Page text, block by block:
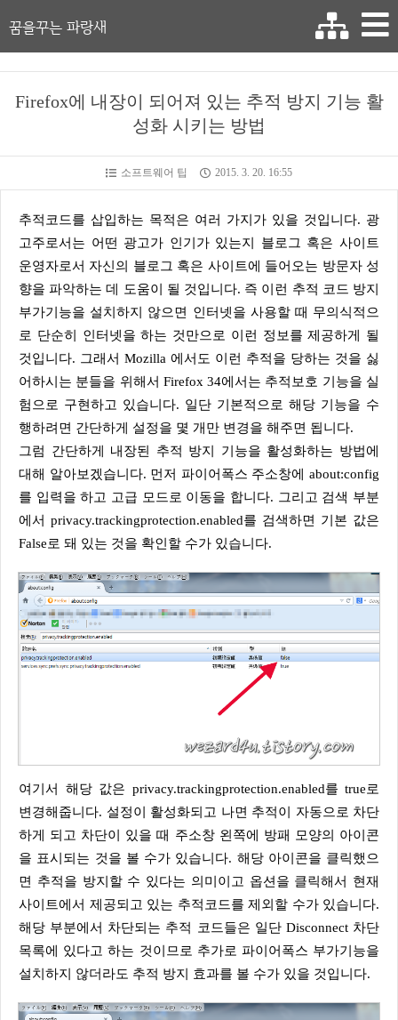
꿈을꾸는 파랑새
Firefox에 내장이 되어져 있는 추적 방지 기능 활
성화 시키는 방법
소프트웨어 팁 2015. 3. 20. 16:55
추적코드를 삽입하는 목적은 여러 가지가 있을 것입니다. 광
고주로서는 어떤 광고가 인기가 있는지 블로그 혹은 사이트
운영자로서 자신의 블로그 혹은 사이트에 들어오는 방문자 성
향을 파악하는 데 도움이 될 것입니다. 즉 이런 추적 코드 방지
부가기능을 설치하지 않으면 인터넷을 사용할 때 무의식적으
로 단순히 인터넷을 하는 것만으로 이런 정보를 제공하게 될
것입니다. 그래서 Mozilla 에서도 이런 추적을 당하는 것을 싫
어하시는 분들을 위해서 Firefox 34에서는 추적보호 기능을 실
험으로 구현하고 있습니다. 일단 기본적으로 해당 기능을 수
행하려면 간단하게 설정을 몇 개만 변경을 해주면 됩니다.
그럼 간단하게 내장된 추적 방지 기능을 활성화하는 방법에
대해 알아보겠습니다. 먼저 파이어폭스 주소창에 about:config
를 입력을 하고 고급 모드로 이동을 합니다. 그리고 검색 부분
에서 privacy.trackingprotection.enabled를 검색하면 기본 값은
False로 돼 있는 것을 확인할 수가 있습니다.
여기서 해당 값은 privacy.trackingprotection.enabled를 true로
변경해줍니다. 설정이 활성화되고 나면 추적이 자동으로 차단
하게 되고 차단이 있을 때 주소창 왼쪽에 방패 모양의 아이콘
을 표시되는 것을 볼 수가 있습니다. 해당 아이콘을 클릭했으
면 추적을 방지할 수 있다는 의미이고 옵션을 클릭해서 현재
사이트에서 제공되고 있는 추적코드를 제외할 수가 있습니다.
해당 부분에서 차단되는 추적 코드들은 일단 Disconnect 차단
목록에 있다고 하는 것이므로 추가로 파이어폭스 부가기능을
설치하지 않더라도 추적 방지 효과를 볼 수가 있을 것입니다.